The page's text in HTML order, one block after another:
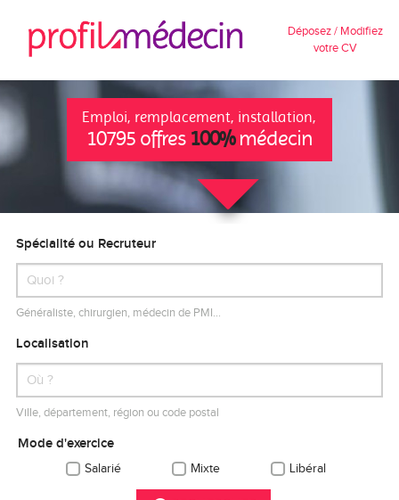
Déposez / Modifiez
votre CV
Emploi, remplacement, installation,
10795 offres 100%médecin
Spécialité ou Recruteur
Généraliste, chirurgien, médecin de PMI…
Localisation
Ville, département, région ou code postal
Mode d'exercice
Salarié Mixte Libéral